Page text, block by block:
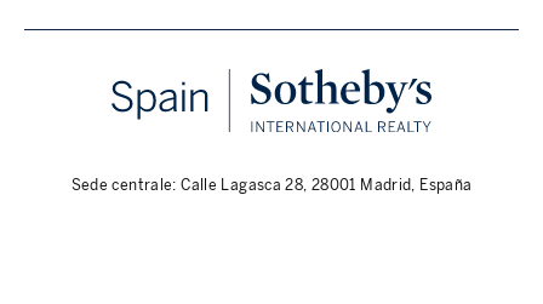
Sede centrale: Calle Lagasca 28, 28001 Madrid, España